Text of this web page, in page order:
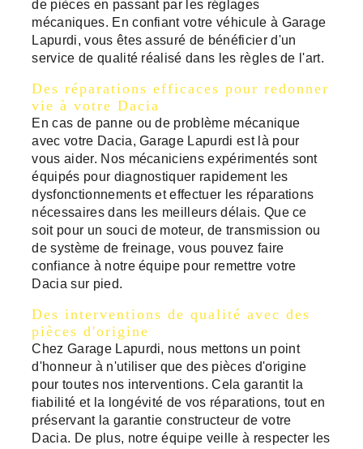
de pièces en passant par les réglages
mécaniques. En confiant votre véhicule à Garage
Lapurdi, vous êtes assuré de bénéficier d'un
service de qualité réalisé dans les règles de l'art.
Des réparations efficaces pour redonner
vie à votre Dacia
En cas de panne ou de problème mécanique
avec votre Dacia, Garage Lapurdi est là pour
vous aider. Nos mécaniciens expérimentés sont
équipés pour diagnostiquer rapidement les
dysfonctionnements et effectuer les réparations
nécessaires dans les meilleurs délais. Que ce
soit pour un souci de moteur, de transmission ou
de système de freinage, vous pouvez faire
confiance à notre équipe pour remettre votre
Dacia sur pied.
Des interventions de qualité avec des
pièces d'origine
Chez Garage Lapurdi, nous mettons un point
d'honneur à n'utiliser que des pièces d'origine
pour toutes nos interventions. Cela garantit la
fiabilité et la longévité de vos réparations, tout en
préservant la garantie constructeur de votre
Dacia. De plus, notre équipe veille à respecter les